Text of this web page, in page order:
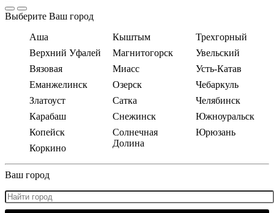
Выберите Ваш город
Аша
Верхний Уфалей
Вязовая
Еманжелинск
Златоуст
Карабаш
Копейск
Коркино
Кыштым
Магнитогорск
Миасс
Озерск
Сатка
Снежинск
Солнечная
Долина
Трехгорный
Увельский
Усть-Катав
Чебаркуль
Челябинск
Южноуральск
Юрюзань
Ваш город